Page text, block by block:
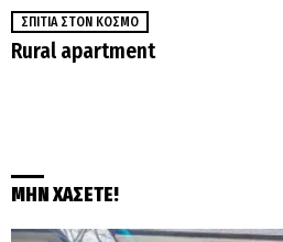
ΣΠΊΤΙΑ ΣΤΟΝ ΚΌΣΜΟ
Rural apartment
ΜΗΝ ΧΑΣΕΤΕ!